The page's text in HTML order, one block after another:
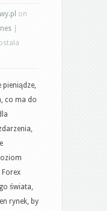
on
pieniądze,
co ma do
Forex
świata,
rynek, by